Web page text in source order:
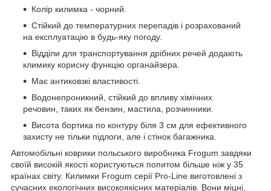
Колір килимка - чорний.
Стійкий до температурних перепадів і розрахований
на експлуатацію в будь-яку погоду.
Відділи для транспортування дрібних речей додають
климику корисну функцію органайзера.
Має антиковзкі властивості.
Водонепроникний, стійкий до впливу хімічних
речовин, таких як бензин, мастила, розчинники.
Висота бортика по контуру біля 3 см для ефективного
захисту не тільки підлоги, але і стінок багажника.
Автомобільні коврики польського виробника Frogum завдяки
своїй високій якості користуються попитом більше ніж у 35
країнах світу. Килимки Frogum серії Pro-Line виготовлені з
сучасних екологічних високоякісних матеріалів. Вони міцні,